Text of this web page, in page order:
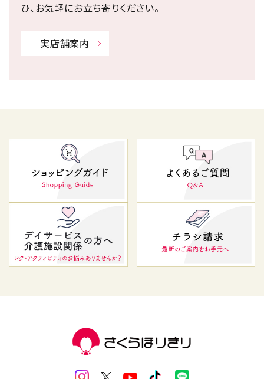
ひ、お気軽にお立ち寄りください。
実店舗案内